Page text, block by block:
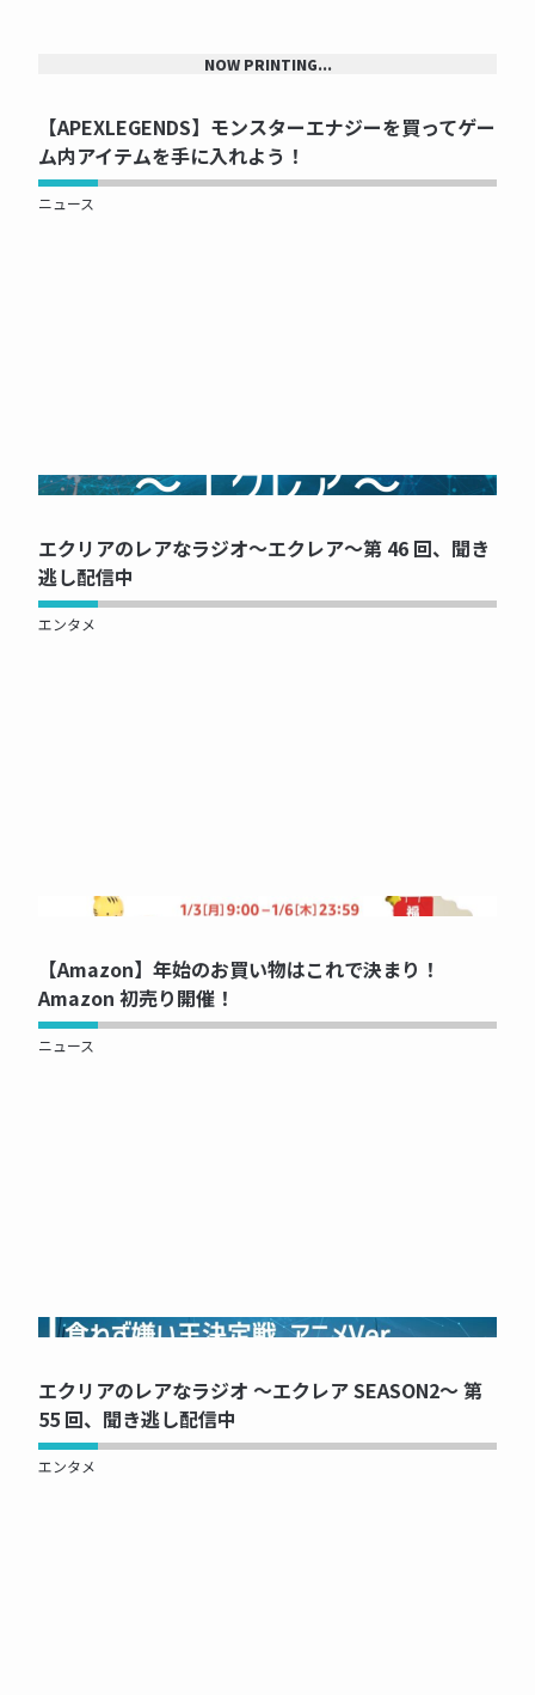
NOW PRINTING...
【APEXLEGENDS】モンスターエナジーを買ってゲー
ム内アイテムを手に入れよう！
ニュース
NOW PRINTING...
エクリアのレアなラジオ～エクレア～第 46 回、聞き
逃し配信中
エンタメ
NOW PRINTING...
【Amazon】年始のお買い物はこれで決まり！
Amazon 初売り開催！
ニュース
NOW PRINTING...
エクリアのレアなラジオ ～エクレア SEASON2～ 第
55 回、聞き逃し配信中
エンタメ